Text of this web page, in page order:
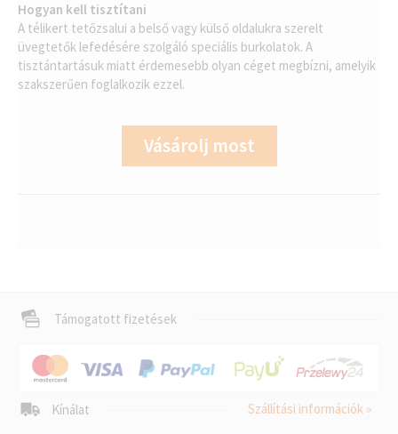
Hogyan kell tisztítani
A télikert tetőzsalui a belső vagy külső oldalukra szerelt
üvegtetők lefedésére szolgáló speciális burkolatok. A
tisztántartásuk miatt érdemesebb olyan céget megbízni, amelyik
szakszerűen foglalkozik ezzel.
Vásárolj most
Támogatott fizetések
Kínálat Szállítási információk »